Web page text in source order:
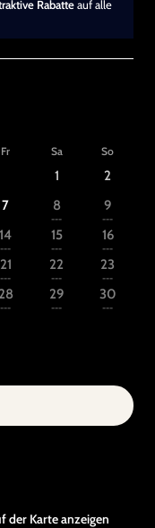
Rabatteauf alle
Fr Sa So
1
2
7 8
---
9
---
14
---
15
---
16
---
21
---
22
---
23
---
28
---
29
---
30
---
der Karte anzeigen